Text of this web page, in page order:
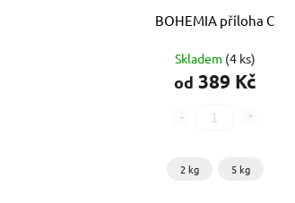
BOHEMIA příloha C
Skladem (4 ks)
od 389 Kč
2 kg 5 kg